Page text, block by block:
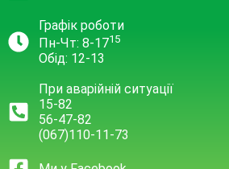
Графік роботи
Пн-Чт: 8-1715
Обід: 12-13
При аварійній ситуації
15-82
56-47-82
(067)110-11-73